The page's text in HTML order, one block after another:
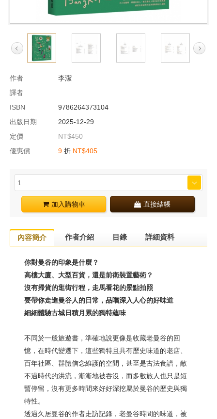
作者
李潔
譯者
ISBN
9786264373104
出版日期
2025-12-29
定價
NT$450
優惠價
9 折 NT$405
加入購物車 直接結帳
內容簡介 作者介紹 目錄 詳細資料
你對曼谷的印象是什麼？
高樓大廈、大型百貨，還是前衛裝置藝術？
沒有掃貨的逛街行程，走馬看花的景點拍照
要帶你走進曼谷人的日常，品嚐深入人心的好味道
細細體驗古城日積月累的獨特蘊味
不同於一般旅遊書，準確地說更像是收藏老曼谷的回
憶，在時代變遷下，這些獨特且具有歷史味道的老店、
百年社區、群體信念維護的空間，甚至是古法食譜，敵
不過時代的洪流，漸漸地被吞沒，而多數旅人也只是短
暫停留，沒有更多時間來好好深挖屬於曼谷的歷史與獨
特性。
透過久居曼谷的作者走訪記錄，老曼谷時間的味道，被